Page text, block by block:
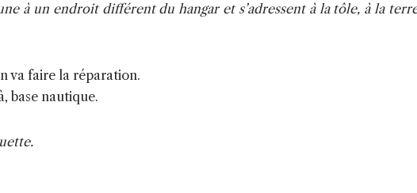
à un endroit différent du hangar et s’adressent à la tôle, à la
va faire la réparation.
base nautique.